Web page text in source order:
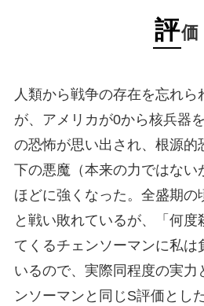
評価
人類から戦争の存在を忘れら
が、アメリカが0から核兵器
の恐怖が思い出され、根源的
下の悪魔（本来の力ではない
ほどに強くなった。全盛期の
と戦い敗れているが、「何度
てくるチェンソーマンに私は
いるので、実際同程度の実力
ンソーマンと同じS評価とした